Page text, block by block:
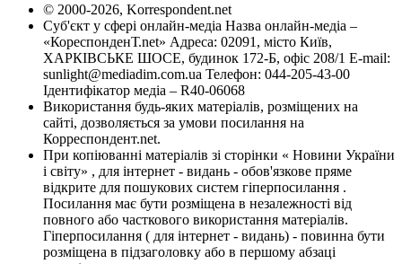
© 2000-2026, Korrespondent.net
Суб'єкт у сфері онлайн-медіа Назва онлайн-медіа –
«КореспонденТ.net» Адреса: 02091, місто Київ,
ХАРКІВСЬКЕ ШОСЕ, будинок 172-Б, офіс 208/1 E-mail:
sunlight@mediadim.com.ua Телефон: 044-205-43-00
Ідентифікатор медіа – R40-06068
Використання будь-яких матеріалів, розміщених на
сайті, дозволяється за умови посилання на
Корреспондент.net.
При копіюванні матеріалів зі сторінки « Новини України
і світу» , для інтернет - видань - обов'язкове пряме
відкрите для пошукових систем гіперпосилання .
Посилання має бути розміщена в незалежності від
повного або часткового використання матеріалів.
Гіперпосилання ( для інтернет - видань) - повинна бути
розміщена в підзаголовку або в першому абзаці